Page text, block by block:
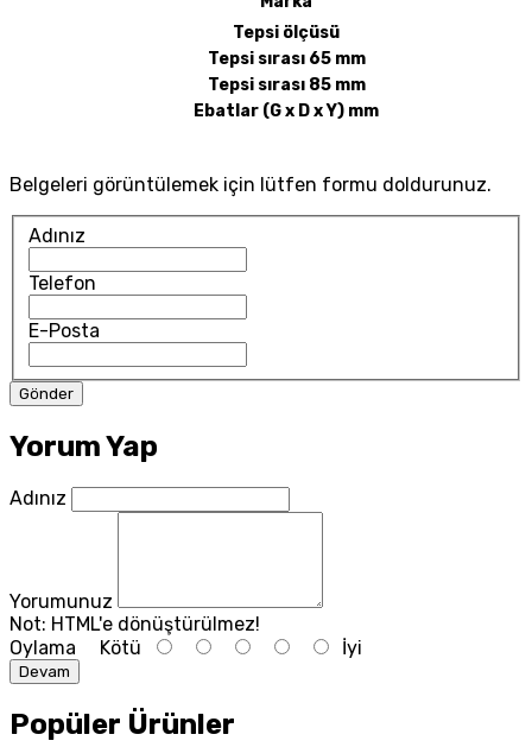
Tepsi ölçüsü
Tepsi sırası 65 mm
Tepsi sırası 85 mm
Ebatlar (G x D x Y) mm
Belgeleri görüntülemek için lütfen formu doldurunuz.
Adınız
Telefon
E-Posta
Yorum Yap
Adınız
Yorumunuz
Not: HTML'e dönüştürülmez!
Oylama Kötü İyi
Devam
Popüler Ürünler